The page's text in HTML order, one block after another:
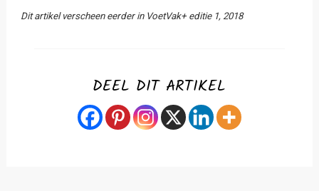
Dit artikel verscheen eerder in VoetVak+ editie 1, 2018
DEEL DIT ARTIKEL